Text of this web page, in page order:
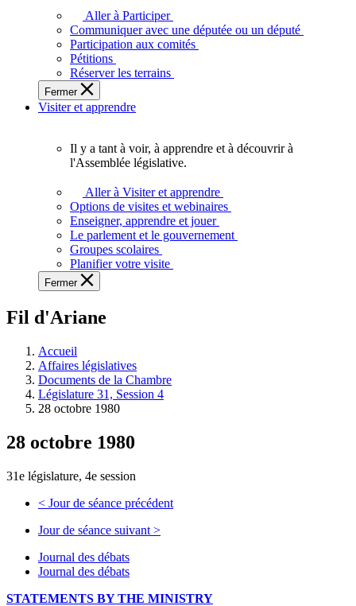
plein
potentiel,
l'Assemblée
a
besoin
de
Aller à Participer
Communiquer avec une députée ou un député
Participation aux comités
Pétitions
Réserver les terrains
Fermer
Visiter et apprendre
voir,
apprendre
et
à
à
législative.
Il y a tant à voir, à apprendre et à découvrir à
l'Assemblée législative.
Aller à Visiter et apprendre
Options de visites et webinaires
Enseigner, apprendre et jouer
Le parlement et le gouvernement
Groupes scolaires
Planifier votre visite
Fermer
Fil d'Ariane
Accueil
Affaires législatives
Documents de la Chambre
Législature 31, Session 4
28 octobre 1980
28 octobre 1980
31e législature, 4e session
< Jour de séance précédent
Jour de séance suivant >
Journal des débats
Journal des débats
STATEMENTS BY THE MINISTRY